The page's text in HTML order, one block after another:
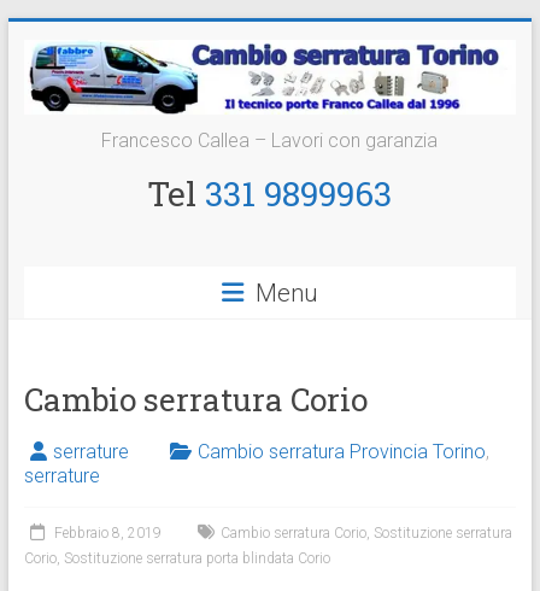
contenuto
Cambio
Serratura
Francesco Callea – Lavori con garanzia
Tel 331 9899963
Menu
Cambio serratura Corio
serrature Cambio serratura Provincia Torino,
serrature
Febbraio 8, 2019 Cambio serratura Corio, Sostituzione serratura
Corio, Sostituzione serratura porta blindata Corio